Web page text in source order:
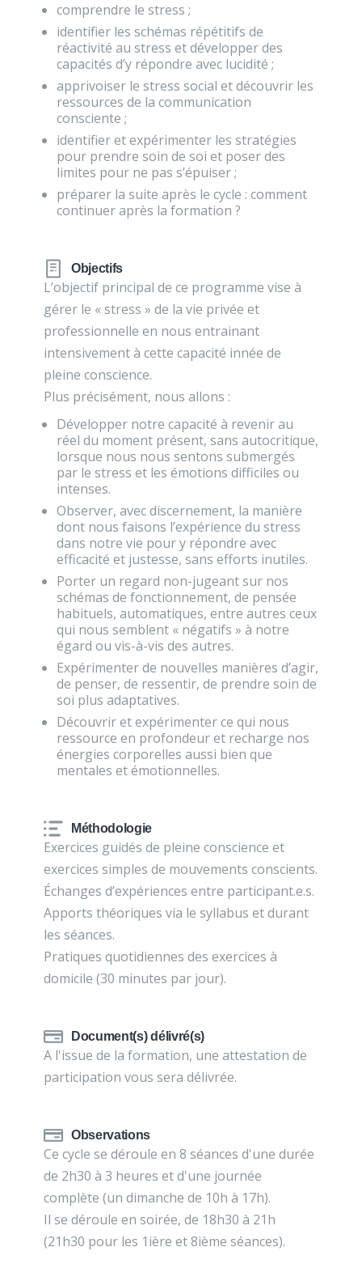
comprendre le stress ;
identifier les schémas répétitifs de
réactivité au stress et développer des
capacités d’y répondre avec lucidité ;
apprivoiser le stress social et découvrir les
ressources de la communication
consciente ;
identifier et expérimenter les stratégies
pour prendre soin de soi et poser des
limites pour ne pas s’épuiser ;
préparer la suite après le cycle : comment
continuer après la formation ?
Objectifs
L’objectif principal de ce programme vise à
gérer le « stress » de la vie privée et
professionnelle en nous entrainant
intensivement à cette capacité innée de
pleine conscience.
Plus précisément, nous allons :
Développer notre capacité à revenir au
réel du moment présent, sans autocritique,
lorsque nous nous sentons submergés
par le stress et les émotions difficiles ou
intenses.
Observer, avec discernement, la manière
dont nous faisons l’expérience du stress
dans notre vie pour y répondre avec
efficacité et justesse, sans efforts inutiles.
Porter un regard non-jugeant sur nos
schémas de fonctionnement, de pensée
habituels, automatiques, entre autres ceux
qui nous semblent « négatifs » à notre
égard ou vis-à-vis des autres.
Expérimenter de nouvelles manières d’agir,
de penser, de ressentir, de prendre soin de
soi plus adaptatives.
Découvrir et expérimenter ce qui nous
ressource en profondeur et recharge nos
énergies corporelles aussi bien que
mentales et émotionnelles.
Méthodologie
Exercices guidés de pleine conscience et
exercices simples de mouvements conscients.
Échanges d’expériences entre participant.e.s.
Apports théoriques via le syllabus et durant
les séances.
Pratiques quotidiennes des exercices à
domicile (30 minutes par jour).
Document(s) délivré(s)
A l'issue de la formation, une attestation de
participation vous sera délivrée.
Observations
Ce cycle se déroule en 8 séances d'une durée
de 2h30 à 3 heures et d'une journée
complète (un dimanche de 10h à 17h).
Il se déroule en soirée, de 18h30 à 21h
(21h30 pour les 1ière et 8ième séances).